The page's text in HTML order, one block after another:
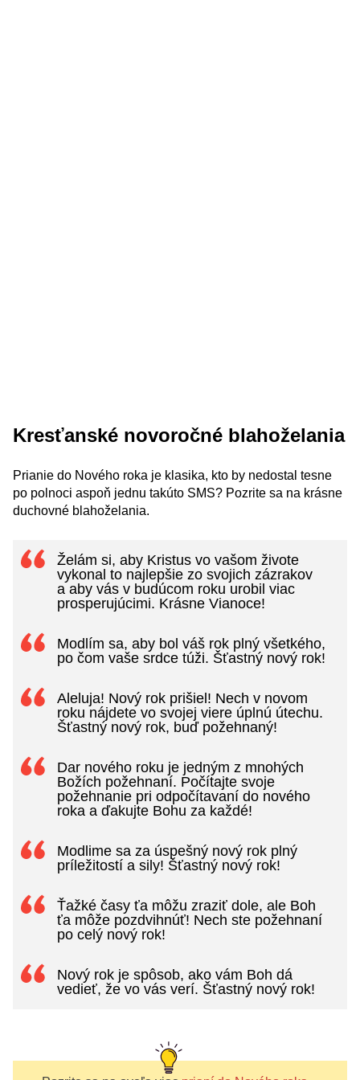
Kresťanské novoročné blahoželania
Prianie do Nového roka je klasika, kto by nedostal tesne
po polnoci aspoň jednu takúto SMS? Pozrite sa na krásne
duchovné blahoželania.
Želám si, aby Kristus vo vašom živote
vykonal to najlepšie zo svojich zázrakov
a aby vás v budúcom roku urobil viac
prosperujúcimi. Krásne Vianoce!
Modlím sa, aby bol váš rok plný všetkého,
po čom vaše srdce túži. Šťastný nový rok!
Aleluja! Nový rok prišiel! Nech v novom
roku nájdete vo svojej viere úplnú útechu.
Šťastný nový rok, buď požehnaný!
Dar nového roku je jedným z mnohých
Božích požehnaní. Počítajte svoje
požehnanie pri odpočítavaní do nového
roka a ďakujte Bohu za každé!
Modlime sa za úspešný nový rok plný
príležitostí a sily! Šťastný nový rok!
Ťažké časy ťa môžu zraziť dole, ale Boh
ťa môže pozdvihnúť! Nech ste požehnaní
po celý nový rok!
Nový rok je spôsob, ako vám Boh dá
vedieť, že vo vás verí. Šťastný nový rok!